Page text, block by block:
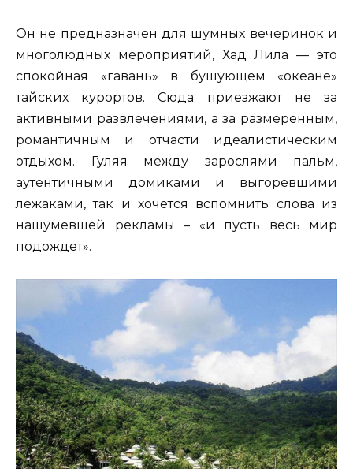
Он не предназначен для шумных вечеринок и
многолюдных мероприятий, Хад Лила — это
спокойная «гавань» в бушующем «океане»
тайских курортов. Сюда приезжают не за
активными развлечениями, а за размеренным,
романтичным и отчасти идеалистическим
отдыхом. Гуляя между зарослями пальм,
аутентичными домиками и выгоревшими
лежаками, так и хочется вспомнить слова из
нашумевшей рекламы – «и пусть весь мир
подождет».